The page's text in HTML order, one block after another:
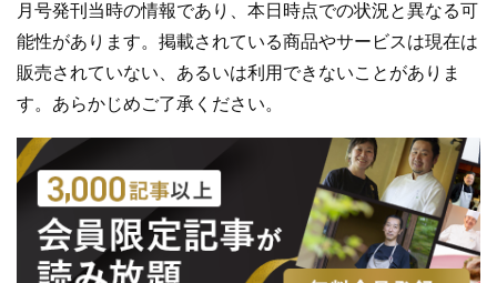
月号発刊当時の情報であり、本日時点での状況と異なる可
能性があります。掲載されている商品やサービスは現在は
販売されていない、あるいは利用できないことがありま
す。あらかじめご了承ください。